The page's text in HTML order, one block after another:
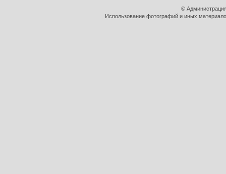
©
Использование фотографий и иных